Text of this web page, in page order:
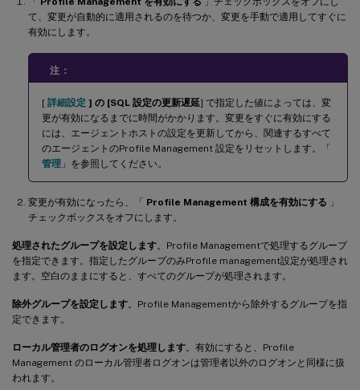
て、変更が自動的に適用されるのを待つか、変更を手動で適用してすぐに
有効にします。
注：
[ 詳細設定 ] の [SQL 設定の更新遅延] で指定した値によっては、変
更が有効になるまでに時間がかかります。変更をすぐに有効にする
には、エージェントホストの設定を更新してから、関連するすべて
のエージェントのProfile Management 設定をリセットします。「
管理 」を参照してください。
変更が有効になったら、「 Profile Management 構成を有効にする 」
チェックボックスをオフにします。
処理されたグループを設定します。Profile Managementで処理するグループ
を指定できます。指定したグループのみProfile management設定が処理され
ます。空白のままにすると、すべてのグループが処理されます。
除外グループを設定します。Profile Managementから除外するグループを指
定できます。
ローカル管理者のログオンを処理します。有効にすると、Profile
Management のローカル管理者ログオンは管理者以外のログオンと同様に扱
われます。